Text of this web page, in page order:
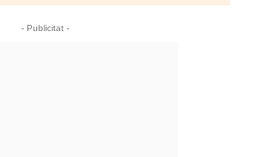
- Publicitat -